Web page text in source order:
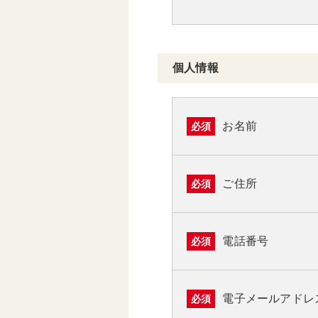
個人情報
必須 お名前
必須 ご住所
必須 電話番号
必須 電子メールアドレ